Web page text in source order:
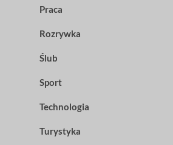
Praca
Rozrywka
Ślub
Sport
Technologia
Turystyka